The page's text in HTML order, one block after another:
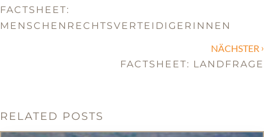
FACTSHEET:
MENSCHENRECHTSVERTEIDIGERINNEN
NÄCHSTER ›
FACTSHEET: LANDFRAGE
RELATED POSTS